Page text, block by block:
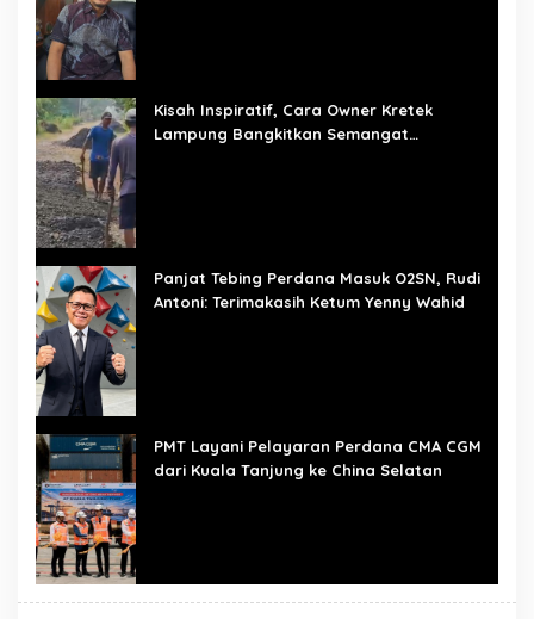
Kisah Inspiratif, Cara Owner Kretek
Lampung Bangkitkan Semangat
Panjat Tebing Perdana Masuk O2SN, Rudi
Antoni: Terimakasih Ketum Yenny Wahid
PMT Layani Pelayaran Perdana CMA CGM
dari Kuala Tanjung ke China Selatan